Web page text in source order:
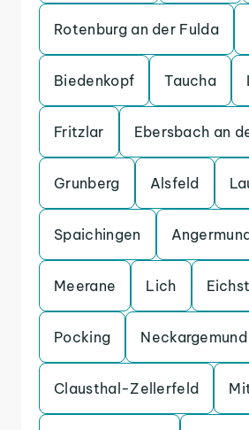
Rotenburg an der Fulda
Biedenkopf Taucha
Fritzlar Ebersbach an
Grunberg Alsfeld
Spaichingen
Meerane Lich
Pocking Neckargemund
Clausthal-Zellerfeld